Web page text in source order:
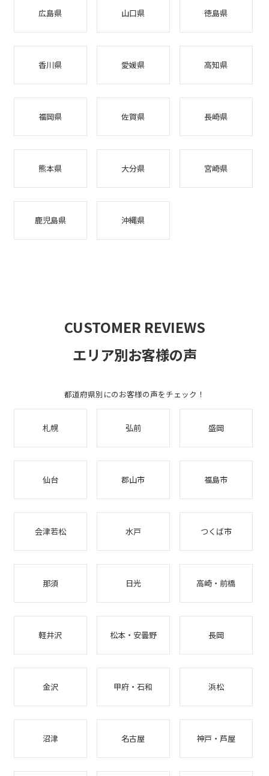
広島県 山口県 徳島県
香川県 愛媛県 高知県
福岡県 佐賀県 長崎県
熊本県 大分県 宮崎県
鹿児島県 沖縄県
CUSTOMER REVIEWS
エリア別お客様の声
都道府県別にのお客様の声をチェック！
札幌 弘前 盛岡
仙台 郡山市 福島市
会津若松 水戸 つくば市
那須 日光 高崎・前橋
軽井沢 松本・安曇野 長岡
金沢 甲府・石和 浜松
沼津 名古屋 神戸・芦屋